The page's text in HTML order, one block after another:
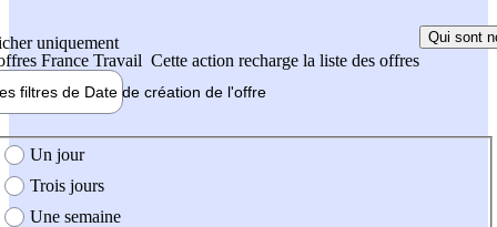
uniquement
France Travail Cette action recharge la liste des offres
Qui sont
filtres de Date de création de l'offre
création de l'offre
Un jour
Trois jours
Une semaine